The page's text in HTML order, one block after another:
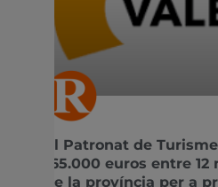
El Patronat de
165.000 euros entre
de la província per a